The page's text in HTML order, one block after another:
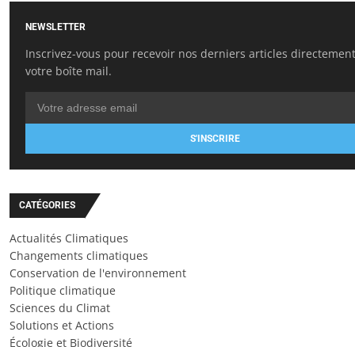
NEWSLETTER
Inscrivez-vous pour recevoir nos derniers articles
votre boîte mail.
S'INSCRIRE
CATÉGORIES
Actualités Climatiques
Changements climatiques
Conservation de l'environnement
Politique climatique
Sciences du Climat
Solutions et Actions
Écologie et Biodiversité